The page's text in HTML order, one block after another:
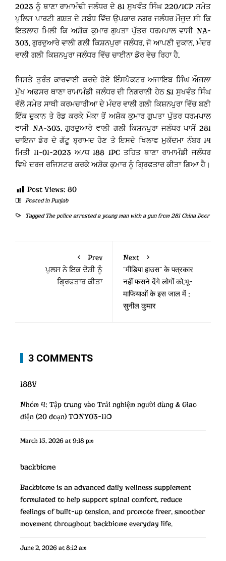
2023 ਨੂੰ ਥਾਣਾ ਰਾਮਾਮੰਢੀ ਜਲੰਧਰ ਦੇ 81 ਸੁਖਵੰਤ ਸਿੰਘ 220/ICP ਸਮੇਤ
ਪੁਲਿਸ ਪਾਰਟੀ ਗਸ਼ਤ ਦੇ ਸਬੰਧ ਵਿੱਚ ਉਪਕਾਰ ਨਗਰ ਜਲੰਧਰ ਮੌਜੂਦ ਸੀ ਕਿ
ਇਤਲਾਹ ਮਿਲੀ ਕਿ ਅਸ਼ੋਕ ਕੁਮਾਰ ਗੁਪਤਾ ਪੁੱਤਰ ਧਰਮਪਾਲ ਵਾਸੀ NA-
303, ਗੁਰਦੁਆਰੇ ਵਾਲੀ ਗਲੀ ਕਿਸ਼ਨਪੁਰਾ ਜਲੰਧਰ, ਜੋ ਆਪਣੀ ਦੁਕਾਨ, ਮੰਦਰ
ਵਾਲੀ ਗਲੀ ਕਿਸ਼ਨਪੁਰਾ ਜਲੰਧਰ ਵਿੱਚ ਚਾਈਨਾ ਡੋਰ ਵੇਚ ਰਿਹਾ ਹੈ,
ਜਿਸਤੇ ਤੁਰੰਤ ਕਾਰਵਾਈ ਕਰਦੇ ਹੋਏ ਇੰਸਪੈਕਟਰ ਅਜਾਇਬ ਸਿੰਘ ਔਜਲਾ
ਮੁੱਖ ਅਫਸਰ ਥਾਣਾ ਰਾਮਾਮੰਡੀ ਜਲੰਧਰ ਦੀ ਨਿਗਰਾਨੀ ਹੇਠ SI ਸੁਖਵੰਤ ਸਿੰਘ
ਵੱਲੋ ਸਮੇਤ ਸਾਥੀ ਕਰਮਚਾਰੀਆ ਦੇ ਮੰਦਰ ਵਾਲੀ ਗਲੀ ਕਿਸ਼ਨਪੁਰਾ ਵਿੱਚ ਬਣੀ
ਇੱਕ ਦੁਕਾਨ ਤੇ ਰੋਡ ਕਰਕੇ ਮੌਕਾ ਤੋਂ ਅਸ਼ੋਕ ਕੁਮਾਰ ਗੁਪਤਾ ਪੁੱਤਰ ਧਰਮਪਾਲ
ਵਾਸੀ NA-303, ਗੁਰਦੁਆਰੇ ਵਾਲੀ ਗਲੀ ਕਿਸ਼ਨਪੁਰਾ ਜਲੰਧਰ ਪਾਸੋਂ 281
ਚਾਇਨਾ ਡੋਰ ਦੇ ਗੱਟੂ ਬ੍ਰਾਮਦ ਹੋਣ ਤੇ ਇਸਦੇ ਖਿਲਾਫ ਮੁਕੱਦਮਾ ਨੰਬਰ 14
ਮਿਤੀ 11-01-2023 ਅ/ਧ 188 IPC ਤਹਿਤ ਥਾਣਾ ਰਾਮਾਮੰਡੀ ਜਲੰਧਰ
ਵਿਖੇ ਦਰਜ ਰਜਿਸਟਰ ਕਰਕੇ ਅਸ਼ੋਕ ਕੁਮਾਰ ਨੂੰ ਗ੍ਰਿਫਤਾਰ ਕੀਤਾ ਗਿਆ ਹੈ।
Post Views: 80
Posted inPunjab
TaggedThe police arrested a young man with a gun from 281 China Door
Prev
ਪੁਲਸ ਨੇ ਇਕ ਦੋਸ਼ੀ ਨੂੰ
ਗ੍ਰਿਫਤਾਰ ਕੀਤਾ
Next
“मीडिया हाउस” के पत्रकार
नहीं फसने देंगे लोगों को,भू-
माफियाओं के इस जाल में :
सुनील कुमार
3 COMMENTS
188V
Nhóm 4: Tập trung vào Trải nghiệm người dùng & Giao
diện (20 đoạn) TONY03-11O
March 15, 2026 at 9:18 pm
backbiome
Backbiome is an advanced daily wellness supplement
formulated to help support spinal comfort, reduce
feelings of built-up tension, and promote freer, smoother
movement throughoutbackbiome everyday life.
June 2, 2026 at 8:12 am